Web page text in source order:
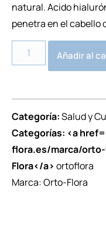
natural. Acido
penetra en el cabello
Añadir al
Categoría:Salud y
Categorías: <a
flora.es/marca/
Flora</a> ortoflora
Marca:Orto-Flora